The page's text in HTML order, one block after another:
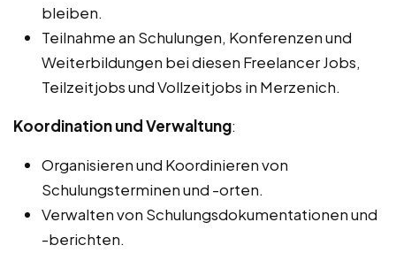
bleiben.
Teilnahme an Schulungen, Konferenzen und
Weiterbildungen bei diesen Freelancer Jobs,
Teilzeitjobs und Vollzeitjobs in Merzenich.
Koordination und Verwaltung:
Organisieren und Koordinieren von
Schulungsterminen und -orten.
Verwalten von Schulungsdokumentationen und
-berichten.